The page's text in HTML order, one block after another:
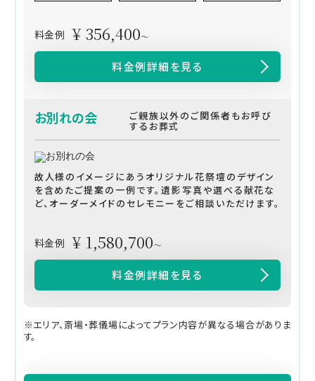
料金例 ¥ 356,400～
料金例詳細を見る
お別れの会 ご親族以外のご関係者もお呼び
するお葬式
故人様のイメージにあうオリジナル花祭壇のデザイン
を含めたご提案の一例です。遺影写真や選べる献花な
ど、オーダーメイドのセレモニーをご相談いただけます。
料金例 ¥ 1,580,700～
料金例詳細を見る
※エリア、斎場・葬儀場によってプラン内容が異なる場合がありま
す。